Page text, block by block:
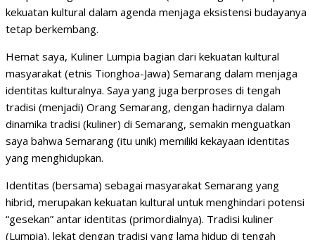
kekuatan kultural dalam agenda menjaga eksistensi budayanya
tetap berkembang.
Hemat saya, Kuliner Lumpia bagian dari kekuatan kultural
masyarakat (etnis Tionghoa-Jawa) Semarang dalam menjaga
identitas kulturalnya. Saya yang juga berproses di tengah
tradisi (menjadi) Orang Semarang, dengan hadirnya dalam
dinamika tradisi (kuliner) di Semarang, semakin menguatkan
saya bahwa Semarang (itu unik) memiliki kekayaan identitas
yang menghidupkan.
Identitas (bersama) sebagai masyarakat Semarang yang
hibrid, merupakan kekuatan kultural untuk menghindari potensi
“gesekan” antar identitas (primordialnya). Tradisi kuliner
(Lumpia), lekat dengan tradisi yang lama hidup di tengah